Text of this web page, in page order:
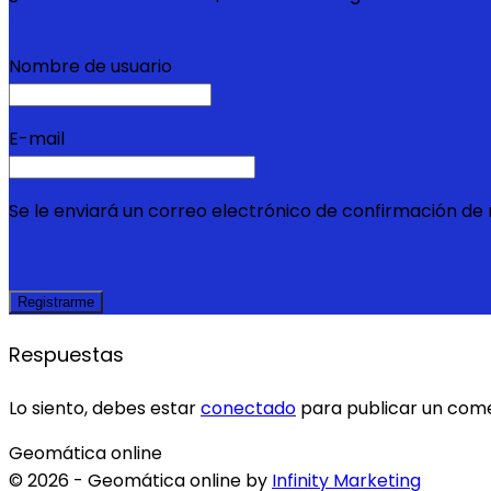
Nombre de usuario
E-mail
Se le enviará un correo electrónico de confirmación de
Respuestas
Lo siento, debes estarconectado para publicar un
Geomática online
© 2026 - Geomática online by Infinity Marketing